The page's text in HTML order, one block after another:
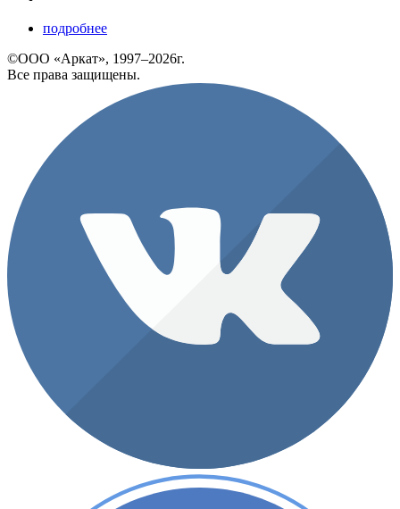
подробнее
©ООО «Аркат», 1997–2026г.
Все права защищены.